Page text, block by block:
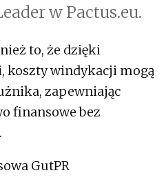
w Pactus.eu.
to, że dzięki
koszty windykacji mogą
zapewniając
finansowe bez
GutPR